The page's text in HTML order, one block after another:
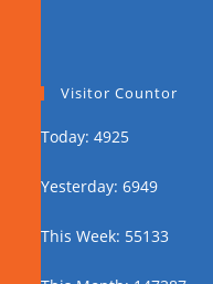
Visitor Countor
Today: 4925
Yesterday: 6949
This Week: 55133